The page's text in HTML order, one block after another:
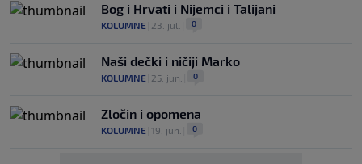
Bog i Hrvati i Nijemci i Talijani
KOLUMNE 23. jul. 0
Naši dečki i ničiji Marko
KOLUMNE 25. jun. 0
Zločin i opomena
KOLUMNE 19. jun. 0